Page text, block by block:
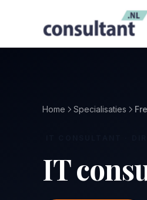
Home Specialisaties
IT